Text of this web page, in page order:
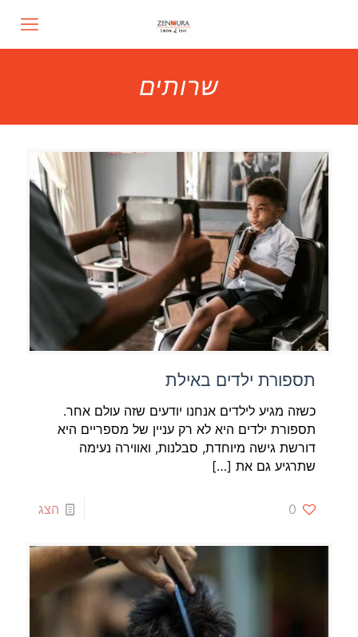
שרותים
תספורת ילדים באילת
כשזה מגיע לילדים אנחנו יודעים שזה עולם אחר.
תספורת ילדים היא לא רק עניין של מספריים היא
דורשת גישה מיוחדת, סבלנות, ואווירה נעימה
שתרגיע גם את […]
0 הצג